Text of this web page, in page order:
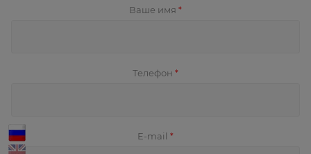
Ваше имя *
Телефон *
E-mail *